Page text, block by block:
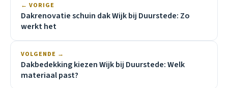
← VORIGE
Dakrenovatie schuin dak Wijk bij Duurstede: Zo
werkt het
VOLGENDE →
Dakbedekking kiezen Wijk bij Duurstede: Welk
materiaal past?